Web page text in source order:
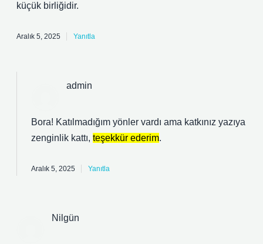
küçük birliğidir.
Aralık 5, 2025 Yanıtla
admin
Bora! Katılmadığım yönler vardı ama katkınız yazıya
zenginlik kattı, teşekkür ederim.
Aralık 5, 2025 Yanıtla
Nilgün